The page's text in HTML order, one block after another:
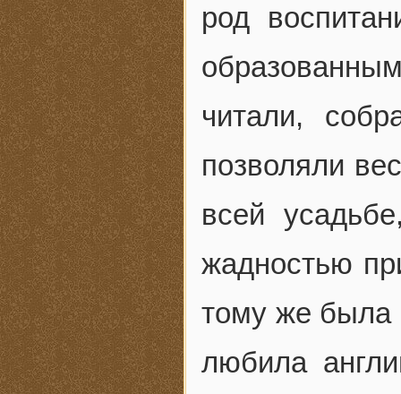
род
читали,
позволяли
всей
жадностью
тому же была
любила